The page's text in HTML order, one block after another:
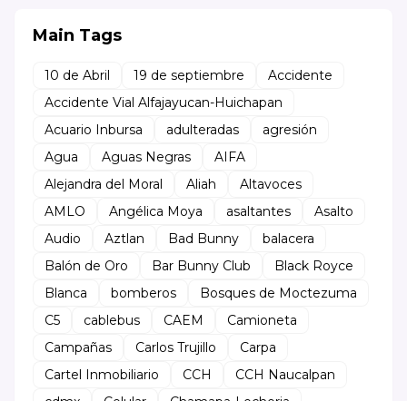
Main Tags
10 de Abril 19 de septiembre
Accidente
Accidente Vial Alfajayucan-Huichapan
Acuario Inbursa
adulteradas
agresión
Agua
Aguas Negras
AIFA
Alejandra del Moral
Aliah
Altavoces
AMLO
Angélica Moya asaltantes
Asalto
Audio
Aztlan Bad Bunny
balacera
Balón de Oro
Bar Bunny Club
Black Royce
Blanca
bomberos
Bosques de Moctezuma
C5
cablebus CAEM
Camioneta
Campañas
Carlos Trujillo
Carpa
Cartel Inmobiliario
CCH
CCH Naucalpan